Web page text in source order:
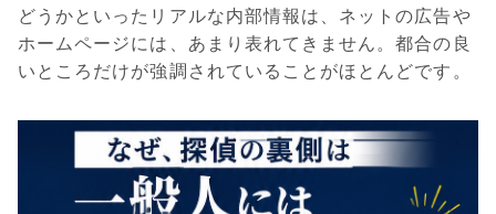
どうかといったリアルな内部情報は、ネットの広告や
ホームページには、あまり表れてきません。都合の良
いところだけが強調されていることがほとんどです。